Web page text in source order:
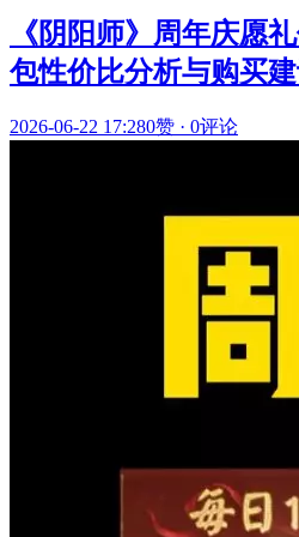
《阴阳师》周年庆愿
包性价比分析与购买
2026-06-22 17:280赞 · 0评论